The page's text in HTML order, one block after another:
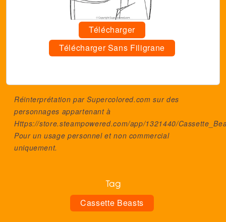
Télécharger
Télécharger Sans Filigrane
Réinterprétation par Supercolored.com sur des
personnages appartenant à
Https://store.steampowered.com/app/1321440/
Pour un usage personnel et non commercial
uniquement.
Tag
Cassette Beasts